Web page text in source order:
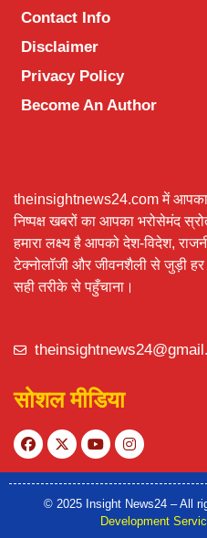
Contact Info
Disclaimer
Privacy Policy
Become An Author
theinsightnews24.com में आपका
निष्पक्ष खबरों का आपका भरोसेमंद
हमारा लक्ष्य है आपको देश-विदेश,
टेक्नोलॉजी और जीवनशैली से जुड़ी
सही तरीके से पहुँचाना।
सोशल मीडिया
© 2025 Insight News24 – All
Development